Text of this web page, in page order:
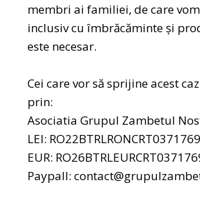
membri ai familiei, de care
inclusiv cu îmbrăcăminte și
este necesar.
Cei care vor să sprijine acest
prin:
Asociatia Grupul Zambetul
LEI:
EUR:
Paypall: